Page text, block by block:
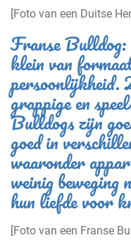
[Foto van een Duitse
Franse
klein van
persoonlijkheid.
grappige en
Bulldogs zijn
goed in
waaronder
weinig beweging
hun liefde voor
[Foto van een Franse